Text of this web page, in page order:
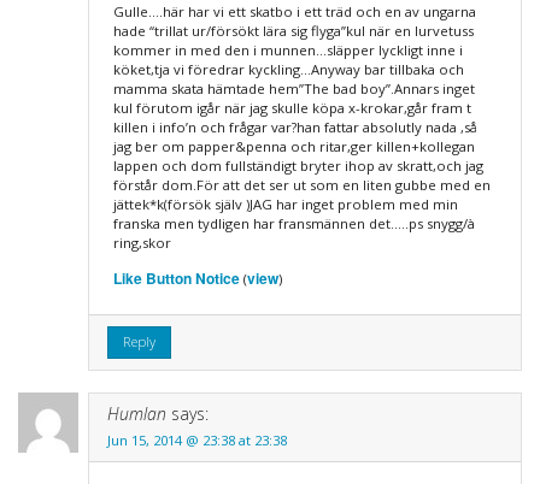
Gulle….här har vi ett skatbo i ett träd och en av ungarna
hade “trillat ur/försökt lära sig flyga”kul när en lurvetuss
kommer in med den i munnen…släpper lyckligt inne i
köket,tja vi föredrar kyckling…Anyway bar tillbaka och
mamma skata hämtade hem”The bad boy”.Annars inget
kul förutom igår när jag skulle köpa x-krokar,går fram t
killen i info’n och frågar var?han fattar absolutly nada ,så
jag ber om papper&penna och ritar,ger killen+kollegan
lappen och dom fullständigt bryter ihop av skratt,och jag
förstår dom.För att det ser ut som en liten gubbe med en
jättek*k(försök själv )JAG har inget problem med min
franska men tydligen har fransmännen det…..ps snygg/à
ring,skor
Like Button Notice(view)
Reply
Humlan says:
Jun 15, 2014 @ 23:38 at 23:38